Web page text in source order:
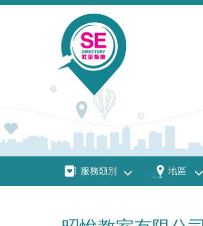
移至主內容
服務類別服務類別 地區 地區